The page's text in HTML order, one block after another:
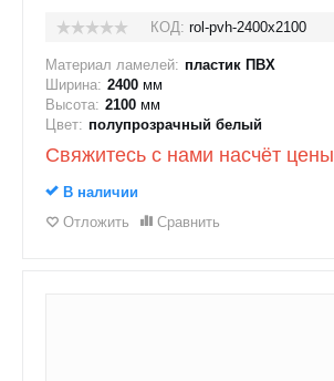
КОД: rol-pvh-2400x2100
Материал ламелей: пластик ПВХ
Ширина: 2400 мм
Высота: 2100 мм
Цвет: полупрозрачный белый
Свяжитесь с нами насчёт цены
В наличии
Отложить
Сравнить